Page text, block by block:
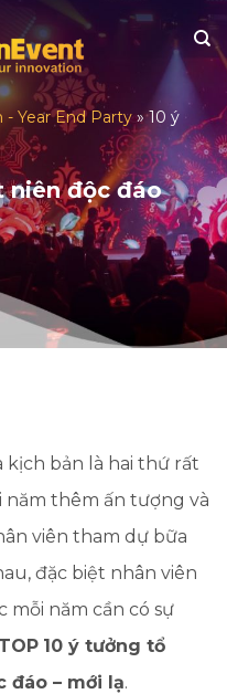
- Year End Party»10 ý
niên độc đáo
kịch bản là hai thứ rất
thêm ấn tượng và
viên tham dự bữa
đặc biệt nhân viên
mỗi năm cần có sự
TOP 10 ý tưởng tổ
đáo – mới lạ.